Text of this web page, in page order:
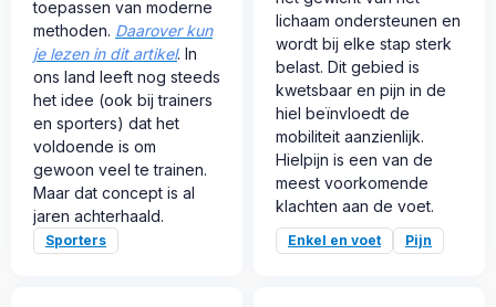
toepassen van moderne
methoden. Daarover kun
je lezen in dit artikel. In
ons land leeft nog steeds
het idee (ook bij trainers
en sporters) dat het
voldoende is om
gewoon veel te trainen.
Maar dat concept is al
jaren achterhaald.
Sporters
lichaam ondersteunen en
wordt bij elke stap sterk
belast. Dit gebied is
kwetsbaar en pijn in de
hiel beïnvloedt de
mobiliteit aanzienlijk.
Hielpijn is een van de
meest voorkomende
klachten aan de voet.
Enkel en voet Pijn